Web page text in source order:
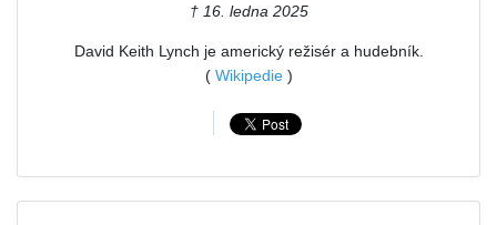
† 16. ledna 2025
David Keith Lynch je americký režisér a hudebník.
( Wikipedie)